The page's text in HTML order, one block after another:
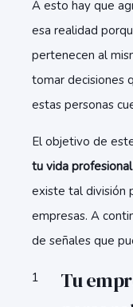
A esto hay que
esa realidad
pertenecen al
tomar decisiones
estas personas
El objetivo de
tu vida
existe tal división
empresas. A
de señales que
Tu